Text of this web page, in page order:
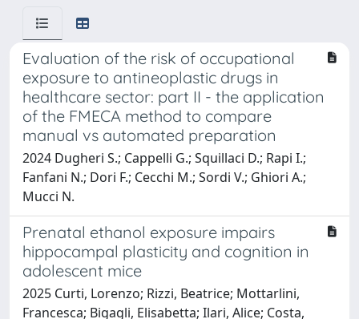
Evaluation of the risk of occupational
exposure to antineoplastic drugs in
healthcare sector: part II - the application
of the FMECA method to compare
manual vs automated preparation
2024 Dugheri S.; Cappelli G.; Squillaci D.; Rapi I.;
Fanfani N.; Dori F.; Cecchi M.; Sordi V.; Ghiori A.;
Mucci N.
Prenatal ethanol exposure impairs
hippocampal plasticity and cognition in
adolescent mice
2025 Curti, Lorenzo; Rizzi, Beatrice; Mottarlini,
Francesca; Bigagli, Elisabetta; Ilari, Alice; Costa,